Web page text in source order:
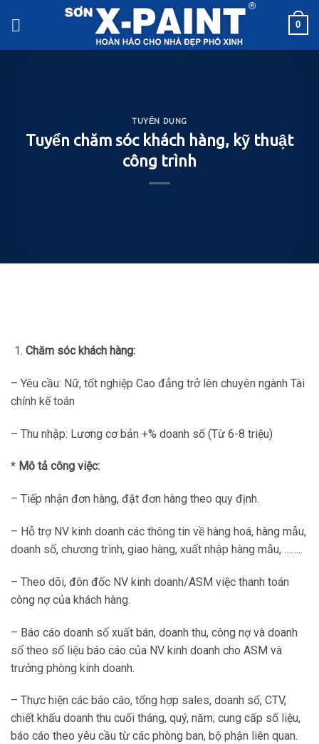
0
TUYỂN DỤNG
Tuyển chăm sóc khách hàng, kỹ thuật
công trình
Chăm sóc khách hàng:
– Yêu cầu: Nữ, tốt nghiệp Cao đẳng trở lên chuyên ngành Tài
chính kế toán
– Thu nhập: Lương cơ bản +% doanh số (Từ 6-8 triệu)
* Mô tả công việc:
– Tiếp nhận đơn hàng, đặt đơn hàng theo quy định.
– Hỗ trợ NV kinh doanh các thông tin về hàng hoá, hàng mẫu,
doanh số, chương trình, giao hàng, xuất nhập hàng mẫu, ……..
– Theo dõi, đôn đốc NV kinh doanh/ASM việc thanh toán
công nợ của khách hàng.
– Báo cáo doanh số xuất bán, doanh thu, công nợ và doanh
số theo số liệu báo cáo của NV kinh doanh cho ASM và
trưởng phòng kinh doanh.
– Thực hiện các báo cáo, tổng hợp sales, doanh số, CTV,
chiết khấu doanh thu cuối tháng, quý, năm; cung cấp số liệu,
báo cáo theo yêu cầu từ các phòng ban, bộ phận liên quan.